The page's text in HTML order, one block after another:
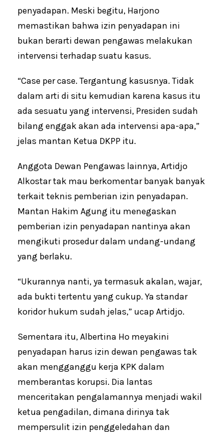
penyadapan. Meski begitu, Harjono
memastikan bahwa izin penyadapan ini
bukan berarti dewan pengawas melakukan
intervensi terhadap suatu kasus.
“Case per case. Tergantung kasusnya. Tidak
dalam arti di situ kemudian karena kasus itu
ada sesuatu yang intervensi, Presiden sudah
bilang enggak akan ada intervensi apa-apa,”
jelas mantan Ketua DKPP itu.
Anggota Dewan Pengawas lainnya, Artidjo
Alkostar tak mau berkomentar banyak banyak
terkait teknis pemberian izin penyadapan.
Mantan Hakim Agung itu menegaskan
pemberian izin penyadapan nantinya akan
mengikuti prosedur dalam undang-undang
yang berlaku.
“Ukurannya nanti, ya termasuk akalan, wajar,
ada bukti tertentu yang cukup. Ya standar
koridor hukum sudah jelas,” ucap Artidjo.
Sementara itu, Albertina Ho meyakini
penyadapan harus izin dewan pengawas tak
akan mengganggu kerja KPK dalam
memberantas korupsi. Dia lantas
menceritakan pengalamannya menjadi wakil
ketua pengadilan, dimana dirinya tak
mempersulit izin penggeledahan dan